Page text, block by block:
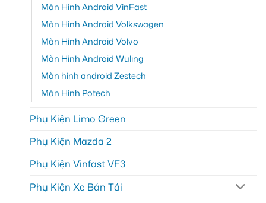
Màn Hình Android VinFast
Màn Hình Android Volkswagen
Màn Hình Android Volvo
Màn Hình Android Wuling
Màn hình android Zestech
Màn Hình Potech
Phụ Kiện Limo Green
Phụ Kiện Mazda 2
Phụ Kiện Vinfast VF3
Phụ Kiện Xe Bán Tải